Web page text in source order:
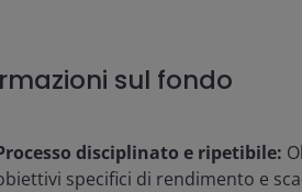
sul fondo
disciplinato e ripetibile:
specifici di rendimento e